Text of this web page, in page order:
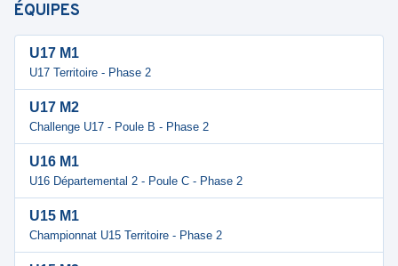
ÉQUIPES
U17 M1
U17 Territoire - Phase 2
U17 M2
Challenge U17 - Poule B - Phase 2
U16 M1
U16 Départemental 2 - Poule C - Phase 2
U15 M1
Championnat U15 Territoire - Phase 2